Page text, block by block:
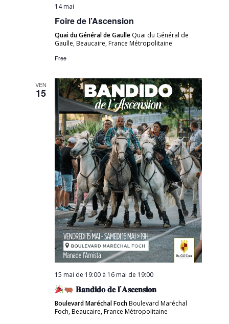
14 mai
Foire de l’Ascension
Quai du Général de Gaulle Quai du Général de
Gaulle, Beaucaire, France Métropolitaine
Free
VEN
15
15 mai de 19:00 à 16 mai de 19:00
𝐁𝐚𝐧𝐝𝐢𝐝𝐨 𝐝𝐞 𝐥’𝐀𝐬𝐜𝐞𝐧𝐬𝐢𝐨𝐧
Boulevard Maréchal FochBoulevard Maréchal
Foch, Beaucaire, France Métropolitaine